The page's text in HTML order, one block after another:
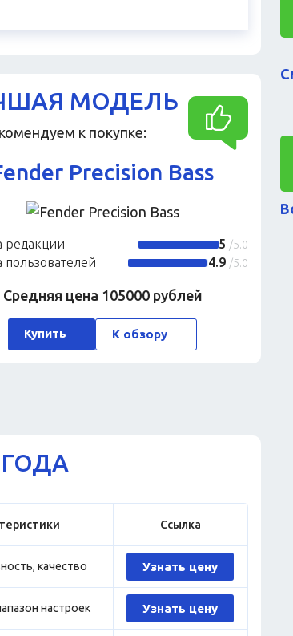
МОДЕЛЬ
к покупке:
Precision Bass
редакции 5 /5.0
пользователей 4.9 /5.0
Средняя цена 105000 рублей
Купить К обзору
Ссылка
качество Узнать цену
настроек Узнать цену